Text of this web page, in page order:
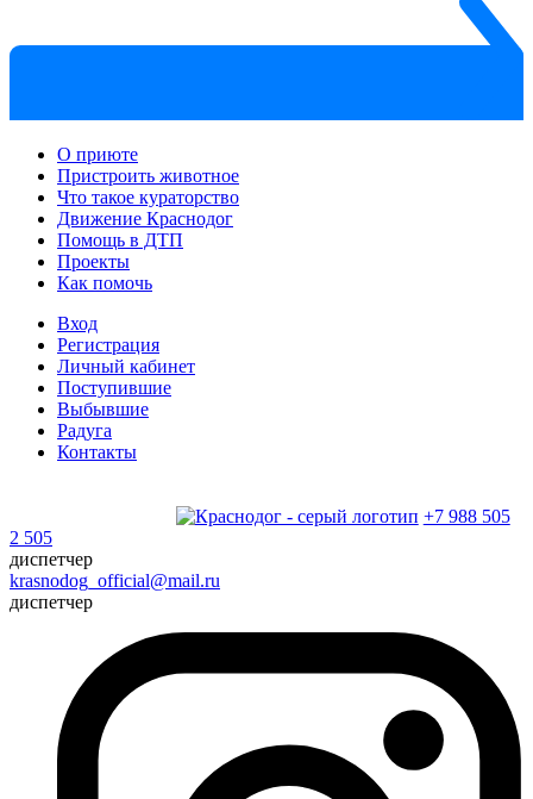
О приюте
Пристроить животное
Что такое кураторство
Движение Краснодог
Помощь в ДТП
Проекты
Как помочь
Вход
Регистрация
Личный кабинет
Поступившие
Выбывшие
Радуга
Контакты
+7 988 505
2 505
диспетчер
krasnodog_official@mail.ru
диспетчер